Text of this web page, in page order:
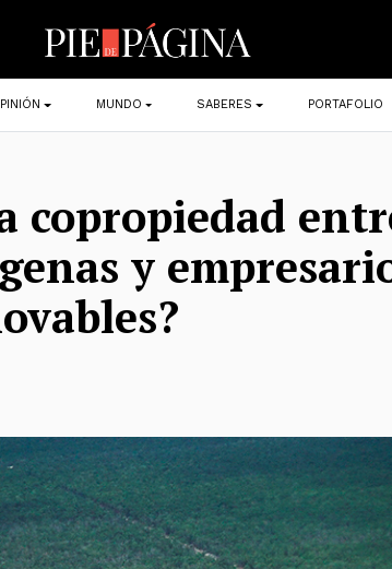
MUNDO SABERES PORTAFOLIO
copropiedad
y